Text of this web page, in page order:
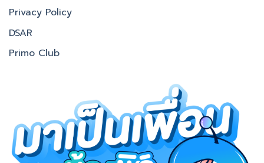
Privacy Policy
DSAR
Primo Club